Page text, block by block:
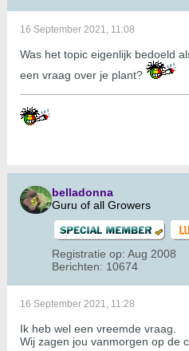
16 September 2021, 11:08
Was het topic eigenlijk bedoeld
een vraag over je plant?
belladonna
Guru of all Growers
Registratie op: Aug 2008
Berichten: 10674
16 September 2021, 11:28
Ik heb wel een vreemde vraag.
Wij zagen jou vanmorgen op de